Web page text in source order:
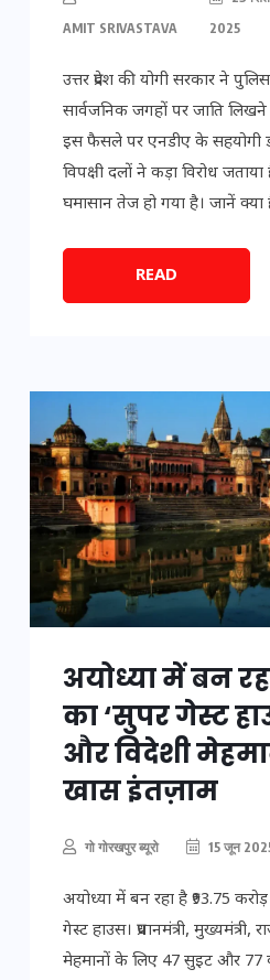
AMIT SRIVASTAVA
2025
उत्तर प्रदेश की योगी सरकार ने
सार्वजनिक जगहों पर जाति लिखने
इस फैसले पर एनडीए के सहयोगी
विपक्षी दलों ने कड़ा विरोध
घमासान तेज हो गया है। जानें क्या
READ
अयोध्या में बन
का ‘सुपर गेस्ट
और विदेशी
खास इंतज़ाम
गो गोरखपुर ब्यूरो 15 जून
अयोध्या में बन रहा है ₹93.75
गेस्ट हाउस। प्रधानमंत्री, मुख्यमंत्री,
मेहमानों के लिए 47 सुइट और